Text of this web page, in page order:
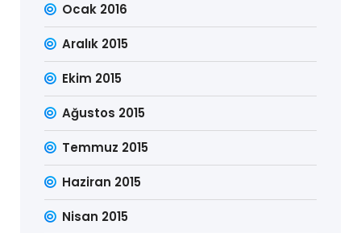
Ocak 2016
Aralık 2015
Ekim 2015
Ağustos 2015
Temmuz 2015
Haziran 2015
Nisan 2015